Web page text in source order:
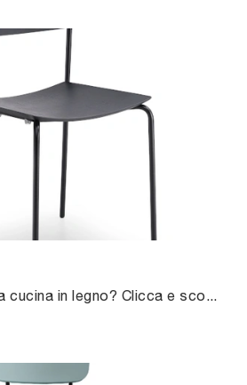
Cerchi una sedia da cucina in legno? Clicca e scopri il modello Mito di Midj per ultimare i tuoi interni alla perfezione.